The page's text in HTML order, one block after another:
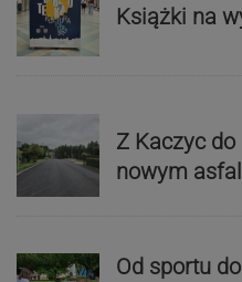
Książki na
Z Kaczyc
nowym
Od sportu